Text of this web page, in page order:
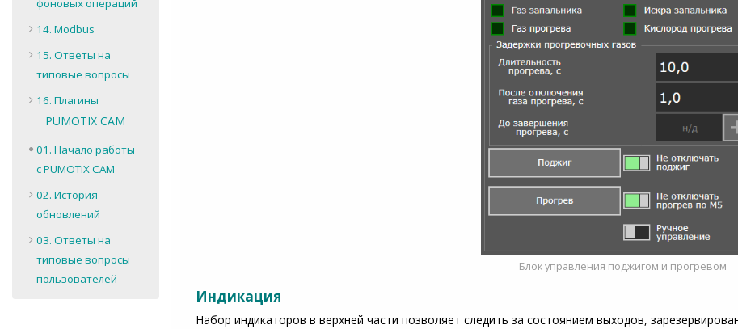
Блок управления поджигом и прогревом
Индикация
Набор индикаторов в верхней части позволяет следить за состоянием выходов,
фоновых операций
14. Modbus
15. Ответы на
типовые вопросы
16. Плагины
PUMOTIX CAM
01. Начало работы
с PUMOTIX CAM
02. История
обновлений
03. Ответы на
типовые вопросы
пользователей